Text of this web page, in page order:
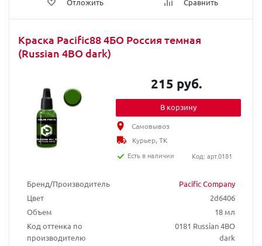
Отложить Сравнить
Краска Pacific88 4БО Россия темная
(Russian 4BO dark)
Бренд/Производитель
Pacific Company
Цвет
2d6406
Объем
18 мл
Код оттенка по
производителю
0181 Russian 4BO
dark
215 руб.
В корзину
Самовывоз
Курьер, ТК
Есть в наличии
Код: арт.0181